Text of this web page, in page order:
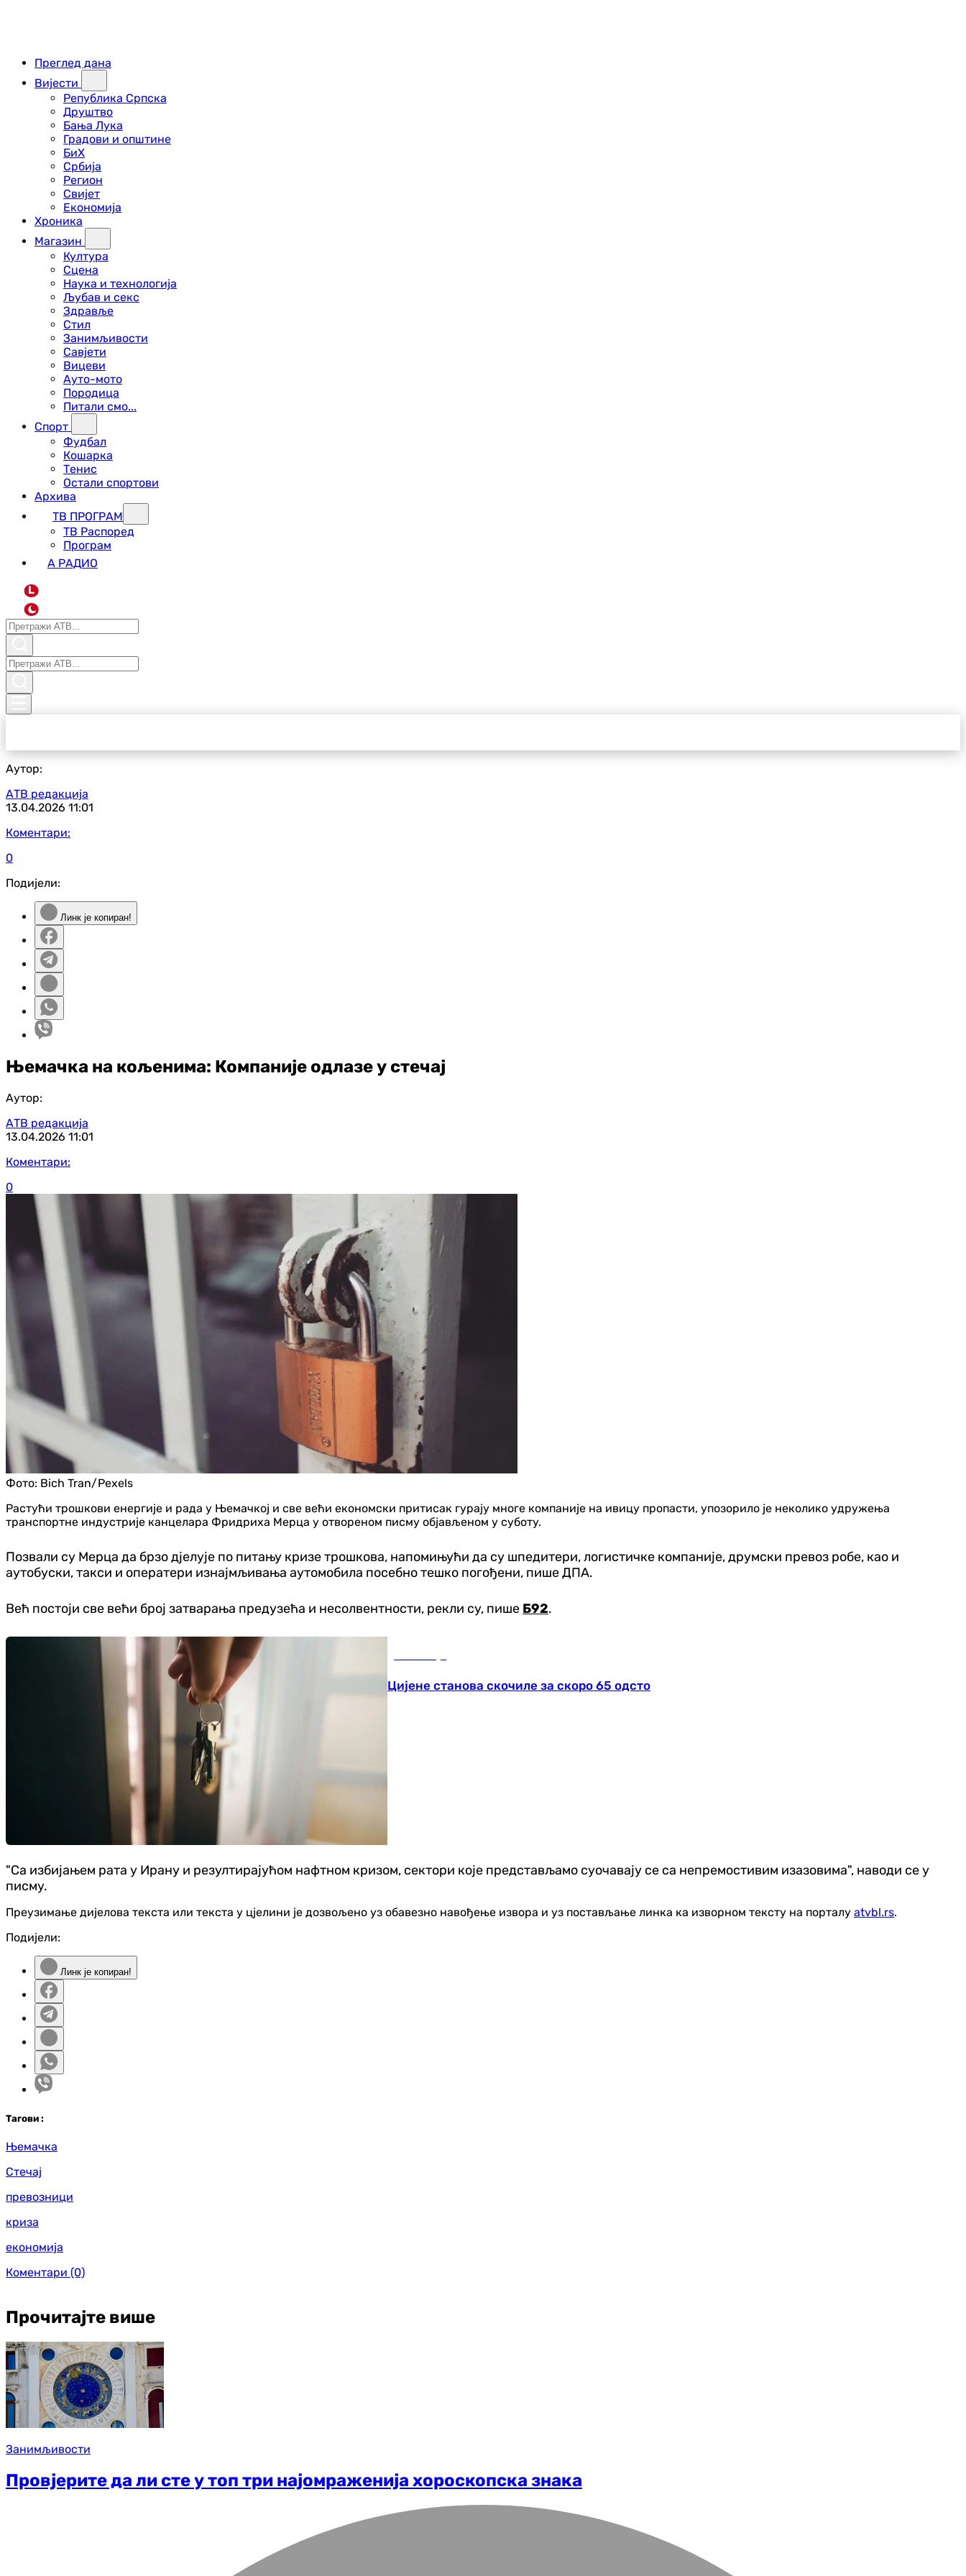
Преглед дана
Вијести
Република Српска
Друштво
Бања Лука
Градови и општине
БиХ
Србија
Регион
Свијет
Економија
Хроника
Магазин
Култура
Сцена
Наука и технологија
Љубав и секс
Здравље
Стил
Занимљивости
Савјети
Вицеви
Ауто-мото
Породица
Питали смо...
Спорт
Фудбал
Кошарка
Тенис
Остали спортови
Архива
ТВ ПРОГРАМ
ТВ Распоред
Програм
А РАДИО
L
Аутор:
АТВ редакција
13.04.2026 11:01
Коментари:
0
Подијели:
Линк је копиран!
Њемачка на кољенима: Компаније одлазе у стечај
Аутор:
АТВ редакција
13.04.2026 11:01
Коментари:
0
Фото: Bich Tran/Pexels
Растући трошкови енергије и рада у Њемачкој и све већи економски притисак гурају многе компаније на ивицу пропасти, упозорило је неколико удружења
транспортне индустрије канцелара Фридриха Мерца у отвореном писму објављеном у суботу.
Позвали су Мерца да брзо д‌јелује по питању кризе трошкова, напомињући да су шпедитери, логистичке компаније, друмски превоз робе, као и
аутобуски, такси и оператери изнајмљивања аутомобила посебно тешко погођени, пише ДПА.
Већ постоји све већи број затварања предузећа и несолвентности, рекли су, пише Б92.
Цијене станова скочиле за скоро 65 одсто
"Са избијањем рата у Ирану и резултирајућом нафтном кризом, сектори које представљамо суочавају се са непремостивим изазовима", наводи се у
писму.
Преузимање дијелова текста или текста у цјелини је дозвољено уз обавезно навођење извора и уз постављање линка ка изворном тексту на порталу atvbl.rs.
Подијели:
Линк је копиран!
Тагови :
Њемачка
Стечај
превозници
криза
економија
Коментари (0)
Прочитајте више
Занимљивости
Провјерите да ли сте у топ три најомраженија хороскопска знака